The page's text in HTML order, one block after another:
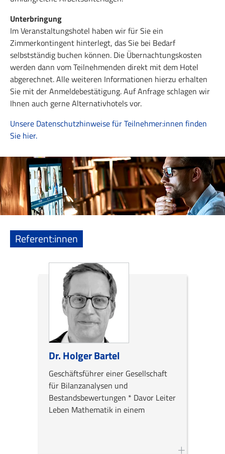
Unterbringung
Im Veranstaltungshotel haben wir für Sie ein
Zimmerkontingent hinterlegt, das Sie bei Bedarf
selbstständig buchen können. Die Übernachtungskosten
werden dann vom Teilnehmenden direkt mit dem Hotel
abgerechnet. Alle weiteren Informationen hierzu erhalten
Sie mit der Anmeldebestätigung. Auf Anfrage schlagen wir
Ihnen auch gerne Alternativhotels vor.
Unsere Datenschutzhinweise für Teilnehmer:innen finden
Sie hier.
Referent:innen
Dr. Holger Bartel
Geschäftsführer einer Gesellschaft
für Bilanzanalysen und
Bestandsbewertungen * Davor Leiter
Leben Mathematik in einem